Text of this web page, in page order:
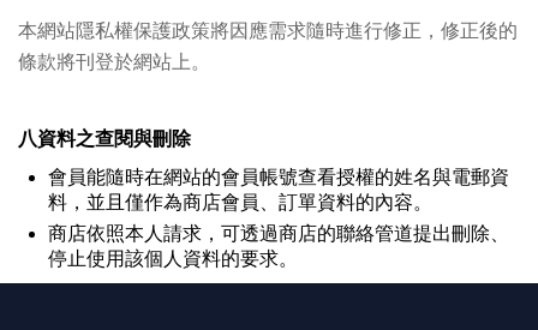
本網站隱私權保護政策將因應需求隨時進行修正，修正後的
條款將刊登於網站上。
八資料之查閱與刪除
會員能隨時在網站的會員帳號查看授權的姓名與電郵資
料，並且僅作為商店會員、訂單資料的內容。
商店依照本人請求，可透過商店的聯絡管道提出刪除、
停止使用該個人資料的要求。